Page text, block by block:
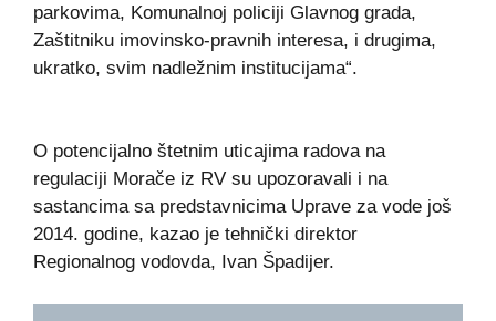
parkovima, Komunalnoj policiji Glavnog grada,
Zaštitniku imovinsko-pravnih interesa, i drugima,
ukratko, svim nadležnim institucijama“.
O potencijalno štetnim uticajima radova na
regulaciji Morače iz RV su upozoravali i na
sastancima sa predstavnicima Uprave za vode još
2014. godine, kazao je tehnički direktor
Regionalnog vodovda, Ivan Špadijer.